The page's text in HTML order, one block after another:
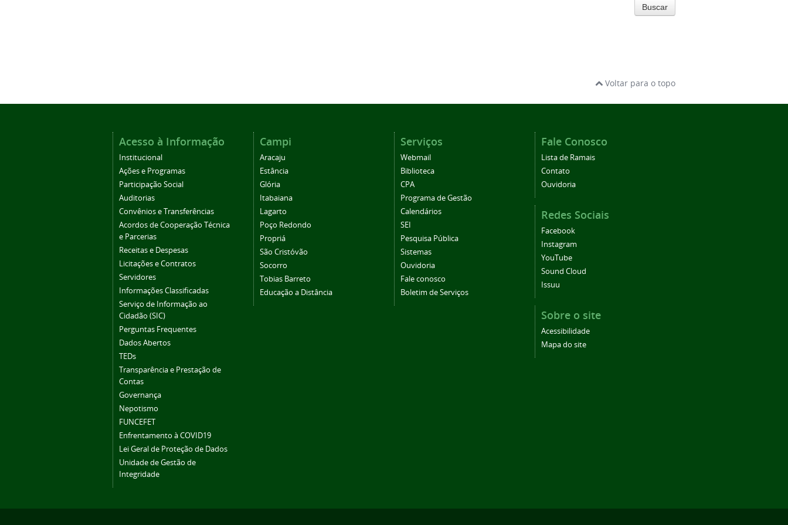
Buscar
Voltar para o topo
Acesso à Informação
Institucional
Ações e Programas
Participação Social
Auditorias
Convênios e Transferências
Acordos de Cooperação Técnica
e Parcerias
Receitas e Despesas
Licitações e Contratos
Servidores
Informações Classificadas
Serviço de Informação ao
Cidadão (SIC)
Perguntas Frequentes
Dados Abertos
TEDs
Transparência e Prestação de
Contas
Governança
Nepotismo
FUNCEFET
Enfrentamento à COVID19
Lei Geral de Proteção de Dados
Unidade de Gestão de
Integridade
Campi
Aracaju
Estância
Glória
Itabaiana
Lagarto
Poço Redondo
Propriá
São Cristóvão
Socorro
Tobias Barreto
Educação a Distância
Serviços
Webmail
Biblioteca
CPA
Programa de Gestão
Calendários
SEI
Pesquisa Pública
Sistemas
Ouvidoria
Fale conosco
Boletim de Serviços
Fale Conosco
Lista de Ramais
Contato
Ouvidoria
Redes Sociais
Facebook
Instagram
YouTube
Sound Cloud
Issuu
Sobre o site
Acessibilidade
Mapa do site